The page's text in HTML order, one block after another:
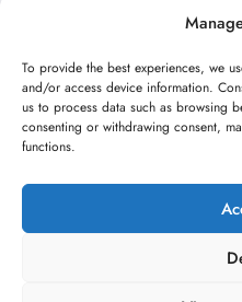
To provide the best experiences, we
and/or access device information.
us to process data such as browsing
consenting or withdrawing consent,
functions.
Instagram